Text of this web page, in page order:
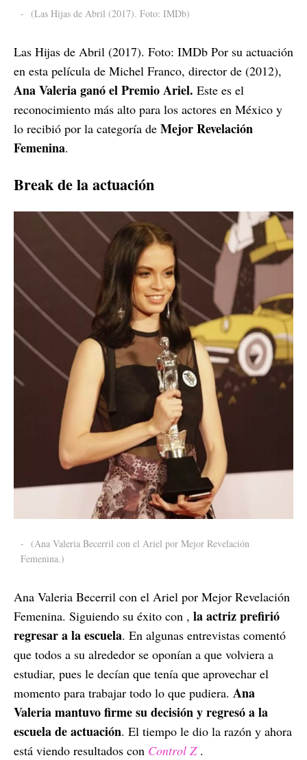
- (Las Hijas de Abril (2017). Foto: IMDb)
Las Hijas de Abril (2017). Foto: IMDb Por su actuación
en esta película de Michel Franco, director de (2012),
Ana Valeria ganó el Premio Ariel. Este es el
reconocimiento más alto para los actores en México y
lo recibió por la categoría de Mejor Revelación
Femenina.
Break de la actuación
- (Ana Valeria Becerril con el Ariel por Mejor Revelación
Femenina.)
Ana Valeria Becerril con el Ariel por Mejor Revelación
Femenina. Siguiendo su éxito con , la actriz prefirió
regresar a la escuela. En algunas entrevistas comentó
que todos a su alrededor se oponían a que volviera a
estudiar, pues le decían que tenía que aprovechar el
momento para trabajar todo lo que pudiera. Ana
Valeria mantuvo firme su decisión y regresó a la
escuela de actuación. El tiempo le dio la razón y ahora
está viendo resultados con Control Z .